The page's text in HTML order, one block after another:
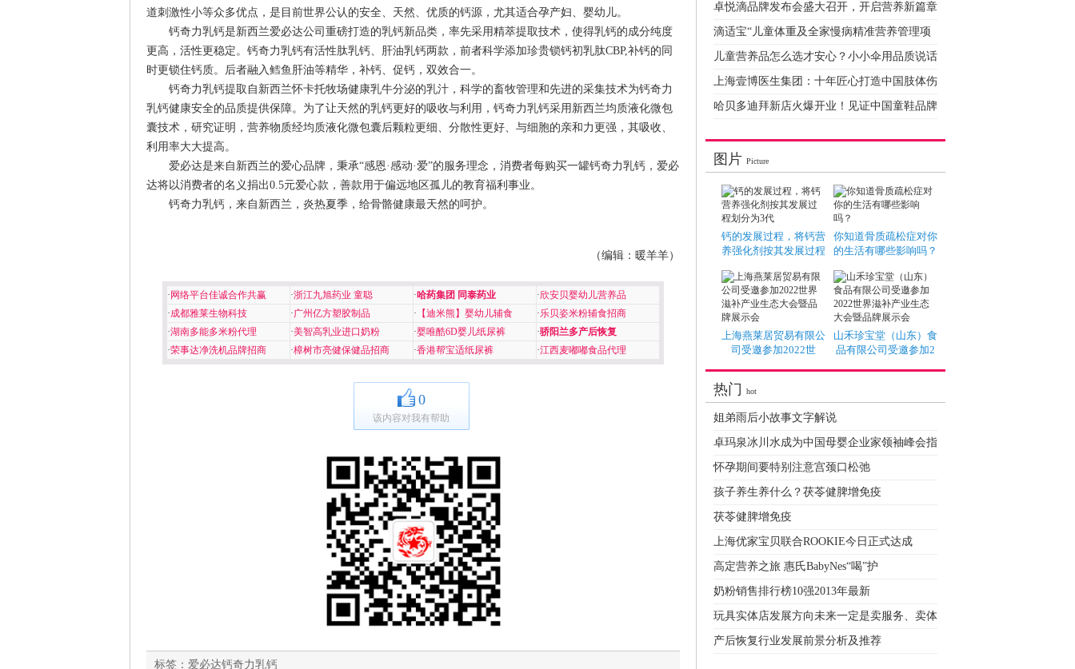
道刺激性小等众多优点，是目前世界公认的安全、天然、优质的钙源，尤其适合孕产妇、婴幼儿。
钙奇力乳钙是新西兰爱必达公司重磅打造的乳钙新品类，率先采用精萃提取技术，使得乳钙的成分纯度
更高，活性更稳定。钙奇力乳钙有活性肽乳钙、肝油乳钙两款，前者科学添加珍贵锁钙初乳肽CBP,补钙的同
时更锁住钙质。后者融入鳕鱼肝油等精华，补钙、促钙，双效合一。
钙奇力乳钙提取自新西兰怀卡托牧场健康乳牛分泌的乳汁，科学的畜牧管理和先进的采集技术为钙奇力
乳钙健康安全的品质提供保障。为了让天然的乳钙更好的吸收与利用，钙奇力乳钙采用新西兰均质液化微包
囊技术，研究证明，营养物质经均质液化微包囊后颗粒更细、分散性更好、与细胞的亲和力更强，其吸收、
利用率大大提高。
爱必达是来自新西兰的爱心品牌，秉承“感恩·感动·爱”的服务理念，消费者每购买一罐钙奇力乳钙，爱必
达将以消费者的名义捐出0.5元爱心款，善款用于偏远地区孤儿的教育福利事业。
钙奇力乳钙，来自新西兰，炎热夏季，给骨骼健康最天然的呵护。
（编辑：暖羊羊）
· 网络平台佳诚合作共赢 ·浙江九旭药业 童聪 ·哈药集团 同泰药业 ·欣安贝婴幼儿营养品
·成都雅莱生物科技 ·广州亿方塑胶制品 · 【迪米熊】婴幼儿辅食 ·乐贝姿米粉辅食招商
·湖南多能多米粉代理 ·美智高乳业进口奶粉 ·婴唯酷6D婴儿纸尿裤 ·骄阳兰多产后恢复
·荣事达净洗机品牌招商 ·樟树市亮健保健品招商 ·香港帮宝适纸尿裤 ·江西麦嘟嘟食品代理
0
该内容对我有帮助
标签： 爱必达钙奇力乳钙
卓悦滴品牌发布会盛大召开，开启营养新篇章
滴适宝“儿童体重及全家慢病精准营养管理项
儿童营养品怎么选才安心？小小伞用品质说话
上海壹博医生集团：十年匠心打造中国肢体伤
哈贝多迪拜新店火爆开业！见证中国童鞋品牌
图片 Picture
钙的发展过程，将钙营
养强化剂按其发展过程
你知道骨质疏松症对你
的生活有哪些影响吗？
上海燕莱居贸易有限公
司受邀参加2022世
山禾珍宝堂（山东）食
品有限公司受邀参加2
热门 hot
姐弟雨后小故事文字解说
卓玛泉冰川水成为中国母婴企业家领袖峰会指
怀孕期间要特别注意宫颈口松弛
孩子养生养什么？茯苓健脾增免疫
茯苓健脾增免疫
上海优家宝贝联合ROOKIE今日正式达成
高定营养之旅 惠氏BabyNes“喝”护
奶粉销售排行榜10强2013年最新
玩具实体店发展方向未来一定是卖服务、卖体
产后恢复行业发展前景分析及推荐